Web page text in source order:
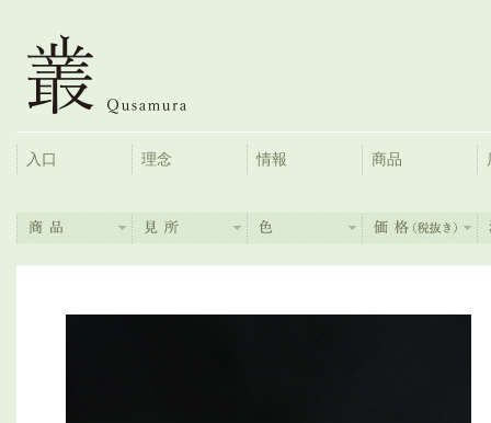
入口 理念 情報 商品